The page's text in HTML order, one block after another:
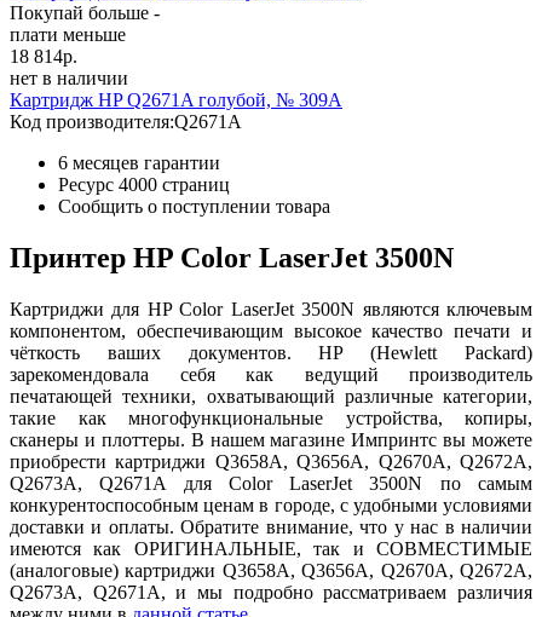
Покупай больше -
плати меньше
18 814р.
нет в наличии
Картридж HP Q2671A голубой, № 309A
Код производителя:Q2671A
6 месяцев гарантии
Ресурс 4000 страниц
Сообщить о поступлении товара
Принтер HP Color LaserJet 3500N
Картриджи для HP Color LaserJet 3500N являются ключевым
компонентом, обеспечивающим высокое качество печати и
чёткость ваших документов. HP (Hewlett Packard)
зарекомендовала себя как ведущий производитель
печатающей техники, охватывающий различные категории,
такие как многофункциональные устройства, копиры,
сканеры и плоттеры. В нашем магазине Импринтс вы можете
приобрести картриджи Q3658A, Q3656A, Q2670A, Q2672A,
Q2673A, Q2671A для Color LaserJet 3500N по самым
конкурентоспособным ценам в городе, с удобными условиями
доставки и оплаты. Обратите внимание, что у нас в наличии
имеются как ОРИГИНАЛЬНЫЕ, так и СОВМЕСТИМЫЕ
(аналоговые) картриджи Q3658A, Q3656A, Q2670A, Q2672A,
Q2673A, Q2671A, и мы подробно рассматриваем различия